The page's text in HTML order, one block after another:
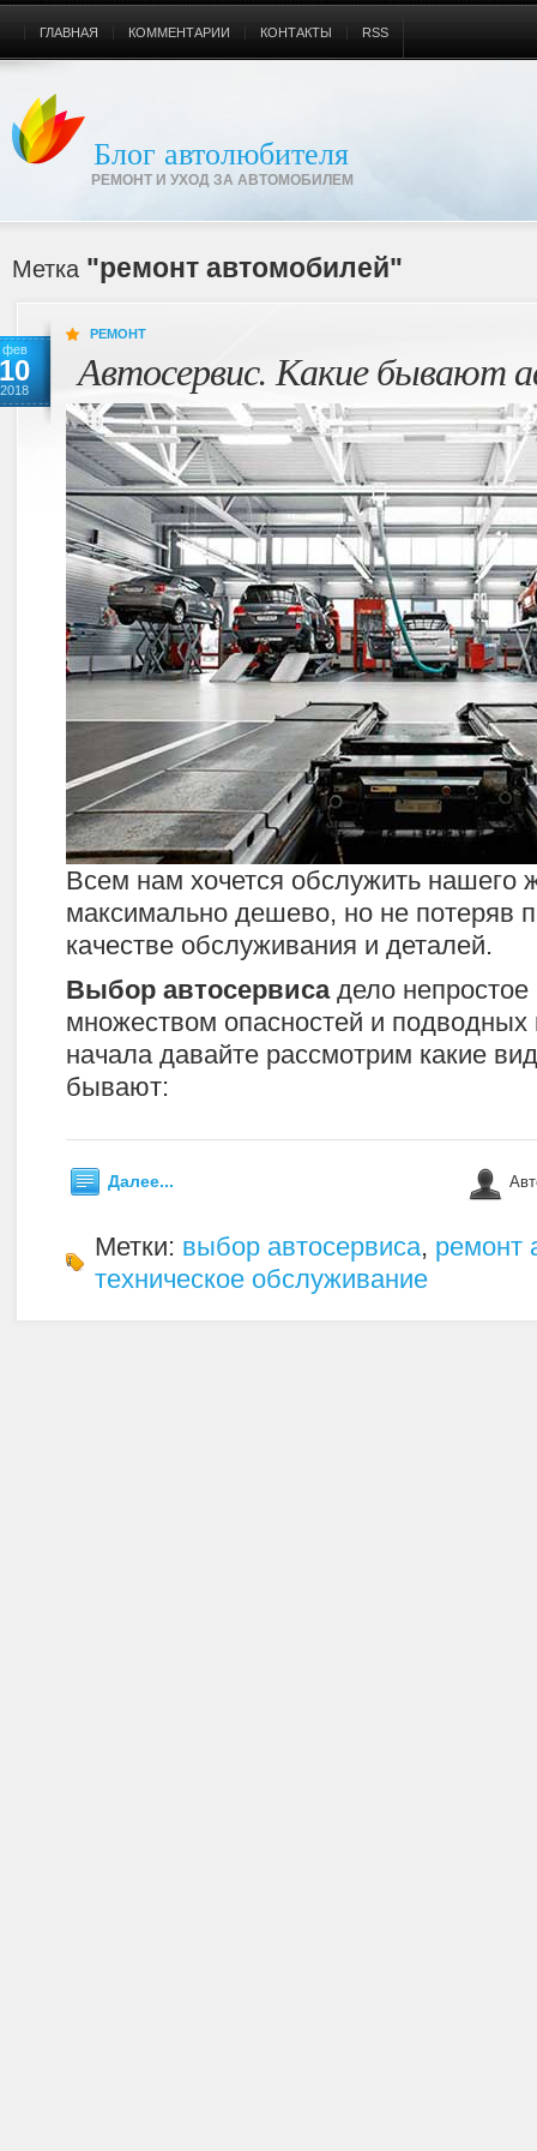
Блог автолюбителя
РЕМОНТ И УХОД ЗА АВТОМОБИЛЕМ
ГЛАВНАЯ КОММЕНТАРИИ КОНТАКТЫ RSS
Метка "ремонт автомобилей"
фев
10
2018
РЕМОНТ
Автосервис. Какие бывают
Всем нам хочется обслужить нашего
максимально дешево, но не потеряв
качестве обслуживания и деталей.
Выбор автосервисадело непростое
множеством опасностей и подводных
начала давайте рассмотрим какие
бывают:
Далее...
Метки: выбор автосервиса, ремонт
техническое обслуживание